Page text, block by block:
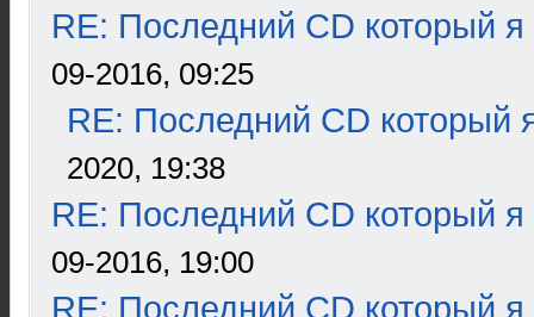
RE: Последний CD который я
09-2016, 09:25
RE: Последний CD который
2020, 19:38
RE: Последний CD который я
09-2016, 19:00
RE: Последний CD который я